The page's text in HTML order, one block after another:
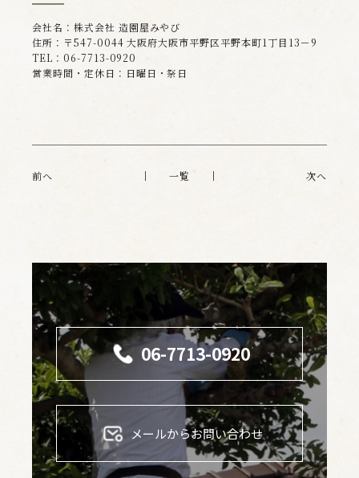
会社名：株式会社 造園屋みやび
住所：〒547-0044 大阪府大阪市平野区平野本町1丁目13－9
TEL：06-7713-0920
営業時間・定休日：日曜日・祭日
前へ 一覧 次へ
06-7713-0920
メールからお問い合わせ